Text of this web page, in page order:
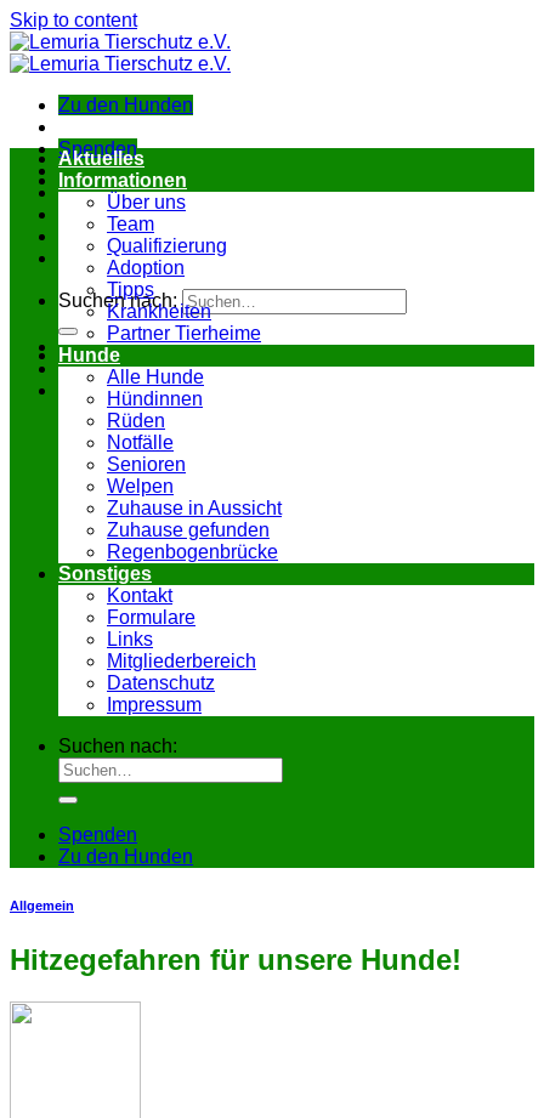
Skip to content
Zu den Hunden
Spenden
Suchen nach:
Aktuelles
Informationen
Über uns
Team
Qualifizierung
Adoption
Tipps
Krankheiten
Partner Tierheime
Hunde
Alle Hunde
Hündinnen
Rüden
Notfälle
Senioren
Welpen
Zuhause in Aussicht
Zuhause gefunden
Regenbogenbrücke
Sonstiges
Kontakt
Formulare
Links
Mitgliederbereich
Datenschutz
Impressum
Suchen nach:
Spenden
Zu den Hunden
Allgemein
Hitzegefahren für unsere Hunde!